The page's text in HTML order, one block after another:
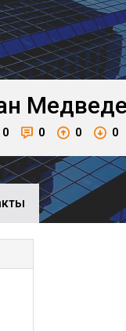
0 0 0 0